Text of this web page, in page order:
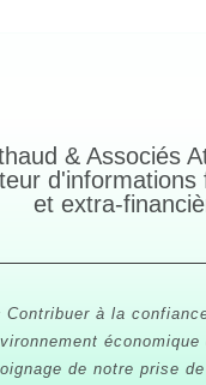
& Associés
d'informations
et extra-
Contribuer à la
économique
de notre prise